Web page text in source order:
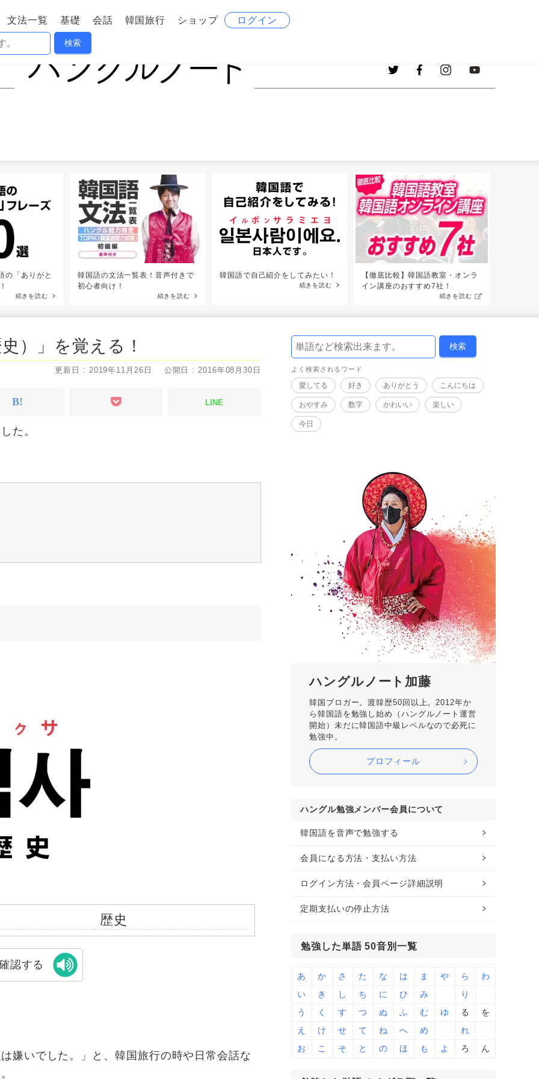
文法一覧 基礎 会話 韓国旅行 ショップ ログイン
の「ありがと
続きを読む
韓国語の文法一覧表！音声付きで
初心者向け！
続きを読む
韓国語で自己紹介をしてみたい！
続きを読む
【徹底比較】韓国語教室・オンラ
イン講座のおすすめ7社！
続きを読む
）」を覚える！
公開日 : 2016年08月30日
更新日 : 2019年11月26日
LINE
た。
歴史
認する
嫌いでした。」と、韓国旅行の時や日常会話な
よく検索されるワード
愛してる 好き ありがとう こんにちは
おやすみ 数字 かわいい 楽しい
今日
ハングルノート加藤
韓国ブロガー。渡韓歴50回以上。2012年か
ら韓国語を勉強し始め（ハングルノート運営
開始）未だに韓国語中級レベルなので必死に
勉強中。
プロフィール
ハングル勉強メンバー会員について
韓国語を音声で勉強する
会員になる方法・支払い方法
ログイン方法・会員ページ詳細説明
定期支払いの停止方法
勉強した単語 50音別一覧
あ か さ た な は ま や ら
わ
い
き し ち に ひ み
り
う
く す つ ぬ ふ む ゆ る
を
え
け せ て ね へ め
れ
お
こ そ と の ほ も よ ろ ん